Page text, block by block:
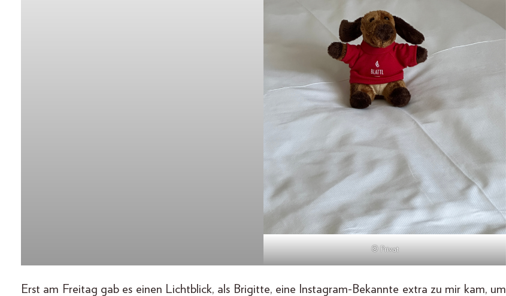
© Privat
Erst am Freitag gab es einen Lichtblick, als Brigitte, eine Instagram-Bekannte extra zu mir kam, um